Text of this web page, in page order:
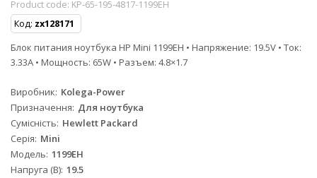
Product code: KP-65-195-4817-1199EH
Код: zx128171
Блок питания ноутбука HP Mini 1199EH • Напряжение: 19.5V • Ток:
3.33A • Мощность: 65W • Разъем: 4.8×1.7
Виробник Kolega-Power
Призначення Для ноутбука
Сумісність Hewlett Packard
Серія Mini
Модель 1199EH
Напруга (В) 19.5